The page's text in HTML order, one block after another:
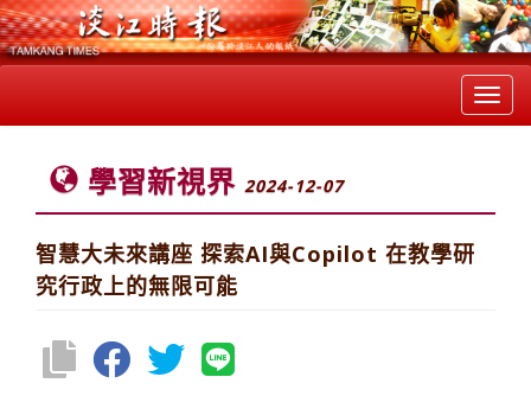
學習新視界 2024-12-07
智慧大未來講座 探索AI與Copilot 在教學研
究行政上的無限可能